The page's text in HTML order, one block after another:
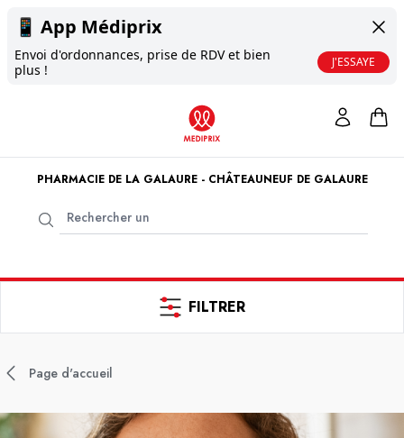
📱 App Médiprix
Envoi d'ordonnances, prise de RDV et bien
plus !
J'ESSAYE
PHARMACIE DE LA GALAURE - CHÂTEAUNEUF DE GALAURE
FILTRER
Page d'accueil